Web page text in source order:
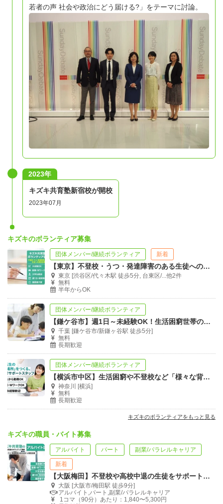
若者の声 社会や政治にどう届ける?」をテーマに討論。
2023年
キズキ共育塾新宿校が開校
2023年07月
キズキのボランティア募集
団体メンバー/継続ボランティア 新着
【東京】不登校・うつ・発達障害のある生徒への完全1対1個別指導塾講師を募集
東京 [渋谷区/代々木駅 徒歩5分, 台東区/...他2件
無料
半年からOK
団体メンバー/継続ボランティア
【鎌ケ谷市】週1日～未経験OK！生活困窮世帯の子ども向け《少人数型》学習サポート
千葉 [鎌ケ谷市/新鎌ヶ谷駅 徒歩5分]
無料
長期歓迎
団体メンバー/継続ボランティア
【横浜市中区】生活困窮や不登校など「様々な背景」のある中高生のための学習支援講師
神奈川 [横浜]
無料
長期歓迎
キズキのボランティアをもっと見る
キズキの職員・バイト募集
アルバイト パート 副業/パラレルキャリア
新着
【大阪梅田】不登校や高校中退の生徒をサポートする学習支援員を募集！
大阪 [大阪市/梅田駅 徒歩9分]
アルバイト,パート,副業/パラレルキャリア
1コマ（90分）あたり：1,840〜5,300円